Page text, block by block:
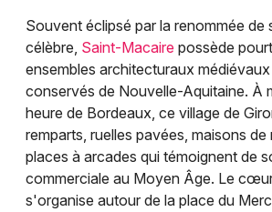
Souvent éclipsé par la renommée de
célèbre, Saint-Macaire possède
ensembles architecturaux
conservés de Nouvelle-Aquitaine. À
heure de Bordeaux, ce village de
remparts, ruelles pavées, maisons
places à arcades qui témoignent de
commerciale au Moyen Âge. Le
s'organise autour de la place du